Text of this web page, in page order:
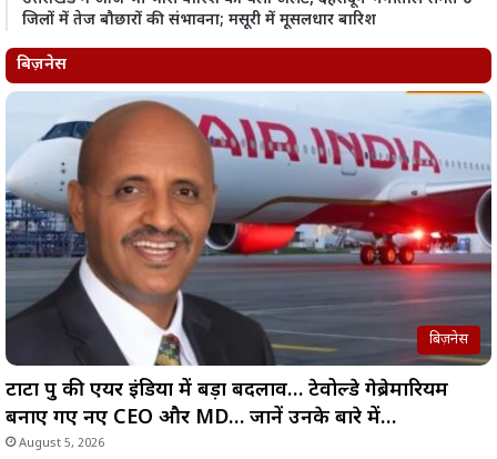
जिलों में तेज बौछारों की संभावना; मसूरी में मूसलधार बारिश
बिज़नेस
बिज़नेस
टाटा ग्रुप की एयर इंडिया में बड़ा बदलाव… टेवोल्डे गेब्रेमारियम
बनाए गए नए CEO और MD… जानें उनके बारे में…
August 5, 2026